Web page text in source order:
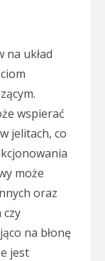
na układ
wspierać
jelitach, co
może
oraz
czy
na błonę
jest